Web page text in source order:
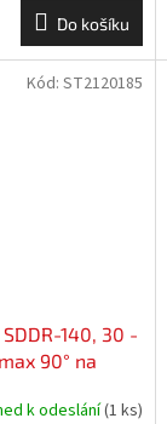
Do košíku
140, 30 -
90° na
k odeslání(1 ks)
Kód: ST2120185